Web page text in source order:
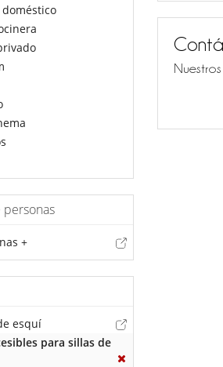
+
esquí
para sillas de